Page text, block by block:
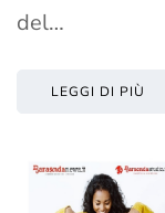
del…
LEGGI DI PIÙ